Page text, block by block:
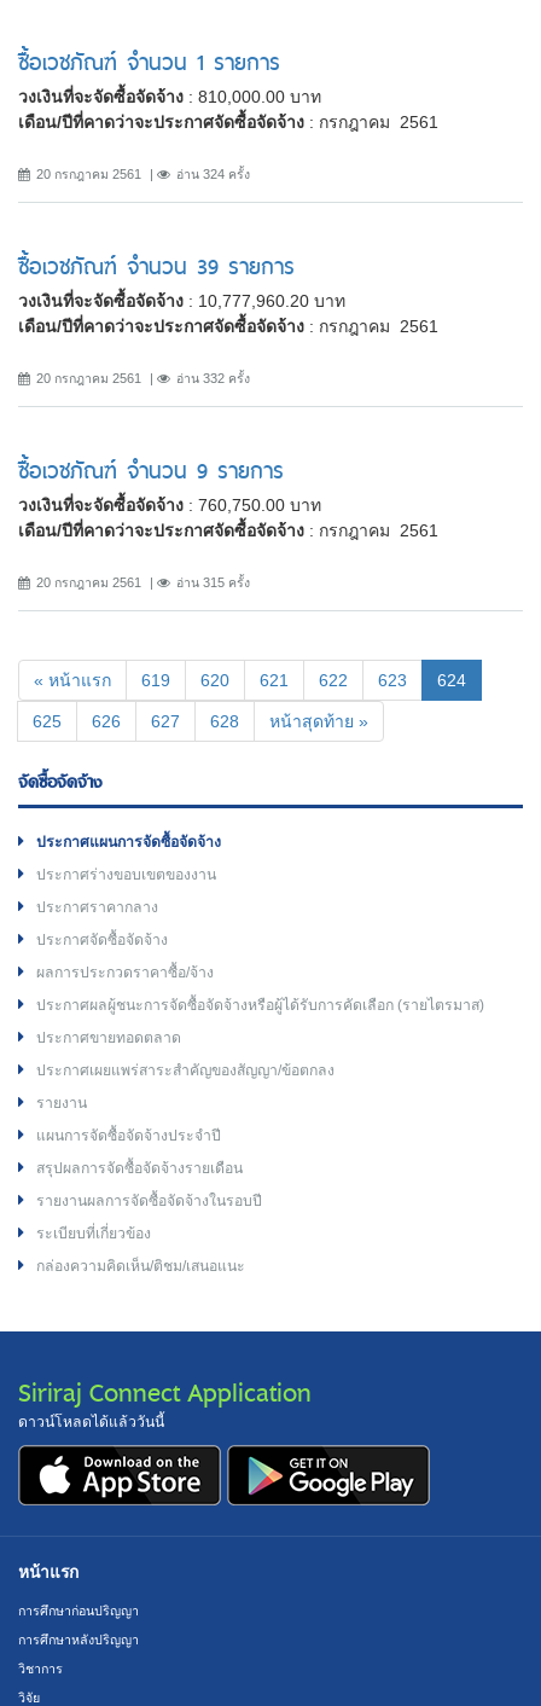
ซื้อเวชภัณฑ์ จำนวน 1 รายการ
วงเงินที่จะจัดซื้อจัดจ้าง : 810,000.00 บาท
เดือน/ปีที่คาดว่าจะประกาศจัดซื้อจัดจ้าง : กรกฎาคม 2561
20 กรกฎาคม 2561 อ่าน 324 ครั้ง
ซื้อเวชภัณฑ์ จำนวน 39 รายการ
วงเงินที่จะจัดซื้อจัดจ้าง : 10,777,960.20 บาท
เดือน/ปีที่คาดว่าจะประกาศจัดซื้อจัดจ้าง : กรกฎาคม 2561
20 กรกฎาคม 2561 อ่าน 332 ครั้ง
ซื้อเวชภัณฑ์ จำนวน 9 รายการ
วงเงินที่จะจัดซื้อจัดจ้าง : 760,750.00 บาท
เดือน/ปีที่คาดว่าจะประกาศจัดซื้อจัดจ้าง : กรกฎาคม 2561
20 กรกฎาคม 2561 อ่าน 315 ครั้ง
« หน้าแรก 619 620 621 622 623 624(current)
625 626 627 628 หน้าสุดท้าย »
จัดซื้อจัดจ้าง
ประกาศแผนการจัดซื้อจัดจ้าง
ประกาศร่างขอบเขตของงาน
ประกาศราคากลาง
ประกาศจัดซื้อจัดจ้าง
ผลการประกวดราคาซื้อ/จ้าง
ประกาศผลผู้ชนะการจัดซื้อจัดจ้างหรือผู้ได้รับการคัดเลือก (รายไตรมาส)
ประกาศขายทอดตลาด
ประกาศเผยแพร่สาระสำคัญของสัญญา/ข้อตกลง
รายงาน
แผนการจัดซื้อจัดจ้างประจำปี
สรุปผลการจัดซื้อจัดจ้างรายเดือน
รายงานผลการจัดซื้อจัดจ้างในรอบปี
ระเบียบที่เกี่ยวข้อง
กล่องความคิดเห็น/ติชม/เสนอแนะ
Siriraj Connect Application
ดาวน์โหลดได้แล้ววันนี้
หน้าแรก
การศึกษาก่อนปริญญา
การศึกษาหลังปริญญา
วิชาการ
วิจัย